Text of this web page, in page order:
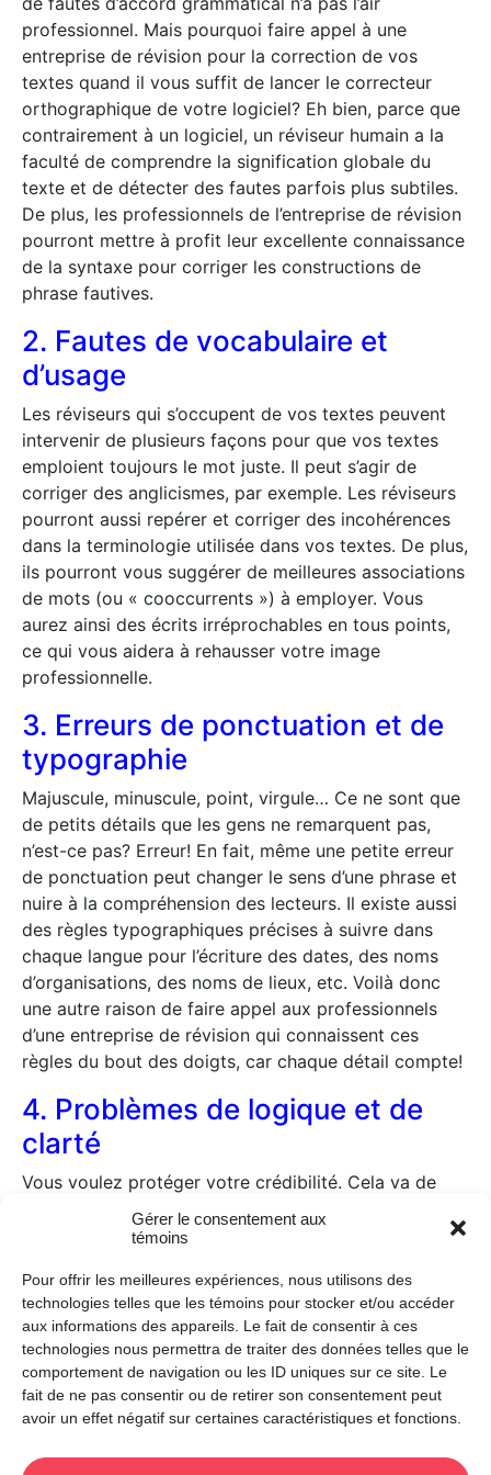
Gérer le consentement aux
témoins
Pour offrir les meilleures expériences, nous utilisons des
technologies telles que les témoins pour stocker et/ou accéder
aux informations des appareils. Le fait de consentir à ces
technologies nous permettra de traiter des données telles que le
comportement de navigation ou les ID uniques sur ce site. Le
fait de ne pas consentir ou de retirer son consentement peut
avoir un effet négatif sur certaines caractéristiques et fonctions.
professionnel. Mais pourquoi faire appel à une
entreprise de révision pour la correction de vos
textes quand il vous suffit de lancer le correcteur
orthographique de votre logiciel? Eh bien, parce que
contrairement à un logiciel, un réviseur humain a la
faculté de comprendre la signification globale du
texte et de détecter des fautes parfois plus subtiles.
De plus, les professionnels de l’entreprise de révision
pourront mettre à profit leur excellente connaissance
de la syntaxe pour corriger les constructions de
phrase fautives.
2. Fautes de vocabulaire et
d’usage
Les réviseurs qui s’occupent de vos textes peuvent
intervenir de plusieurs façons pour que vos textes
emploient toujours le mot juste. Il peut s’agir de
corriger des anglicismes, par exemple. Les réviseurs
pourront aussi repérer et corriger des incohérences
dans la terminologie utilisée dans vos textes. De plus,
ils pourront vous suggérer de meilleures associations
de mots (ou « cooccurrents ») à employer. Vous
aurez ainsi des écrits irréprochables en tous points,
ce qui vous aidera à rehausser votre image
professionnelle.
3. Erreurs de ponctuation et de
typographie
Majuscule, minuscule, point, virgule… Ce ne sont que
de petits détails que les gens ne remarquent pas,
n’est-ce pas? Erreur! En fait, même une petite erreur
de ponctuation peut changer le sens d’une phrase et
nuire à la compréhension des lecteurs. Il existe aussi
des règles typographiques précises à suivre dans
chaque langue pour l’écriture des dates, des noms
d’organisations, des noms de lieux, etc. Voilà donc
une autre raison de faire appel aux professionnels
d’une entreprise de révision qui connaissent ces
règles du bout des doigts, car chaque détail compte!
4. Problèmes de logique et de
clarté
Vous voulez protéger votre crédibilité. Cela va de
soi. Mettez toutes les chances de votre côté en
faisant affaire avec une entreprise de révision
par des professionnels qui pourront signaler des
problèmes de logique dans vos écrits, comme des
incohérences et des contradictions. De plus,
l’entreprise de révision pourra vous aider à améliorer
l’efficacité de vos communications en corrigeant des
problèmes de clarté pour que vos lecteurs puissent